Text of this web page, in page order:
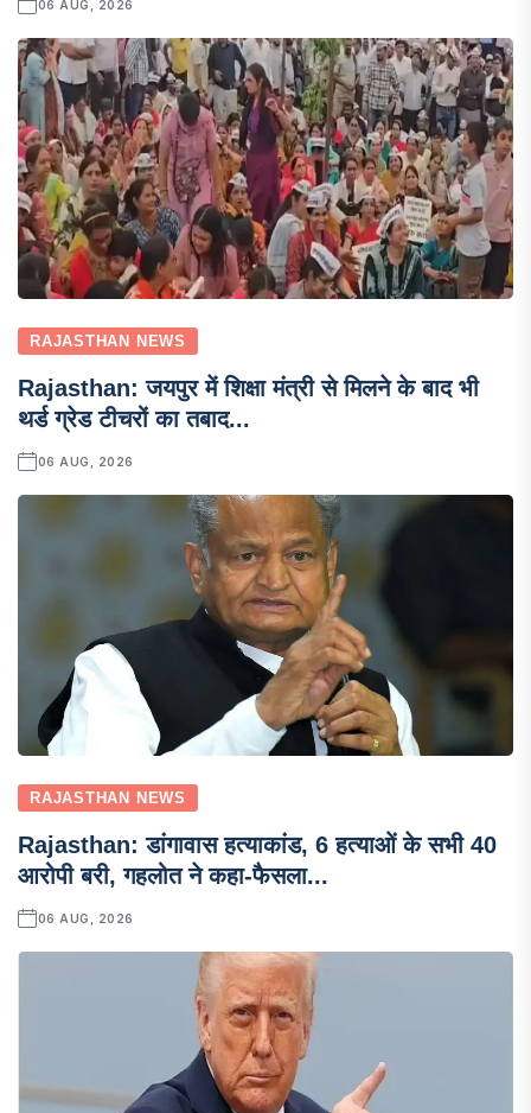
06 AUG, 2026
RAJASTHAN NEWS
Rajasthan: जयपुर में शिक्षा मंत्री से मिलने के बाद भी
थर्ड ग्रेड टीचरों का तबाद...
06 AUG, 2026
RAJASTHAN NEWS
Rajasthan: डांगावास हत्याकांड, 6 हत्याओं के सभी 40
आरोपी बरी, गहलोत ने कहा-फैसला...
06 AUG, 2026